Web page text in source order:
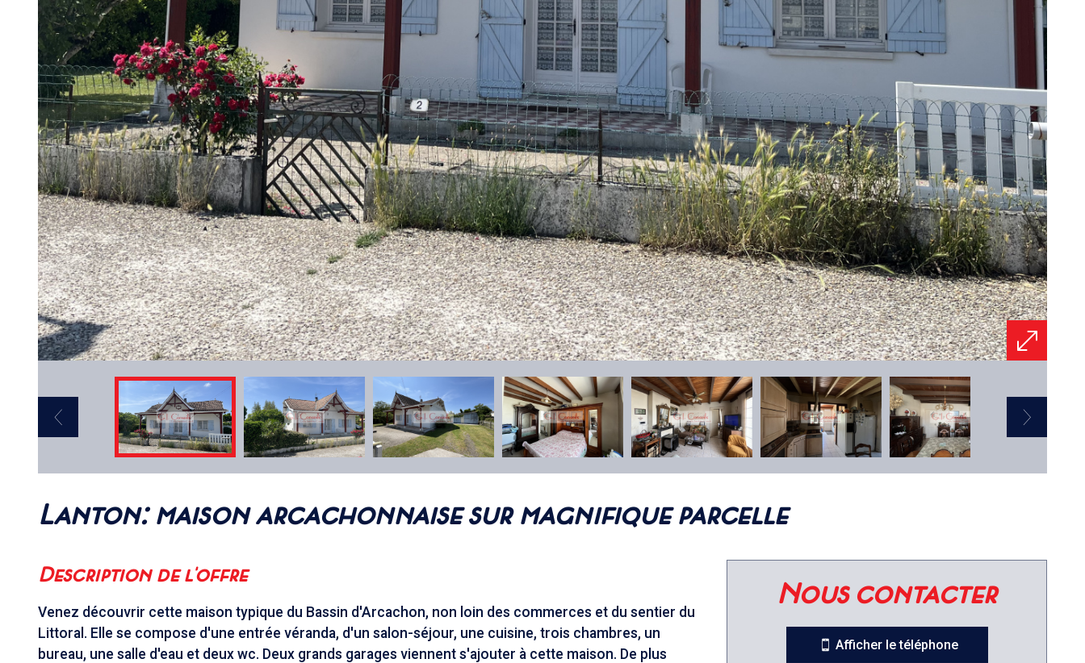
lanton: maison arcachonnaise sur magnifique parcelle
description de l'offre
Venez découvrir cette maison typique du Bassin d'Arcachon, non loin des commerces et du sentier du
Littoral. Elle se compose d'une entrée véranda, d'un salon-séjour, une cuisine, trois chambres, un
bureau, une salle d'eau et deux wc. Deux grands garages viennent s'ajouter à cette maison. De plus
nous contacter
Afficher le téléphone